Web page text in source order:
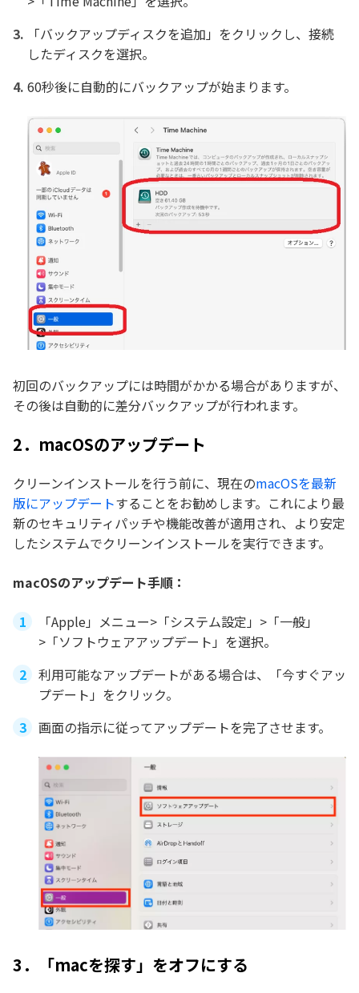
「バックアップディスクを追加」をクリックし、接続
したディスクを選択。
60秒後に自動的にバックアップが始まります。
初回のバックアップには時間がかかる場合がありますが、
その後は自動的に差分バックアップが行われます。
2．macOSのアップデート
クリーンインストールを行う前に、現在のmacOSを最新
版にアップデートすることをお勧めします。これにより最
新のセキュリティパッチや機能改善が適用され、より安定
したシステムでクリーンインストールを実行できます。
macOSのアップデート手順：
「Apple」メニュー>「システム設定」>「一般」
>「ソフトウェアアップデート」を選択。
利用可能なアップデートがある場合は、「今すぐアッ
プデート」をクリック。
画面の指示に従ってアップデートを完了させます。
3．「macを探す」をオフにする